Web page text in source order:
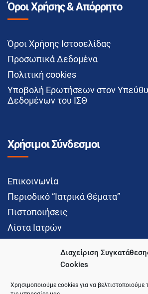
Διαχείριση
Cookies
Χρησιμοποιούμε cookies για να βελτιστοποιούμε
Όροι Χρήσης & Απόρρητο
Όροι Χρήσης Ιστοσελίδας
Προσωπικά Δεδομένα
Πολιτική cookies
Υποβολή Ερωτήσεων στον
Δεδομένων του ΙΣΘ
Χρήσιμοι Σύνδεσμοι
Επικοινωνία
Περιοδικό “Ιατρικά Θέματα”
Πιστοποιήσεις
Λίστα Ιατρών
Social Media